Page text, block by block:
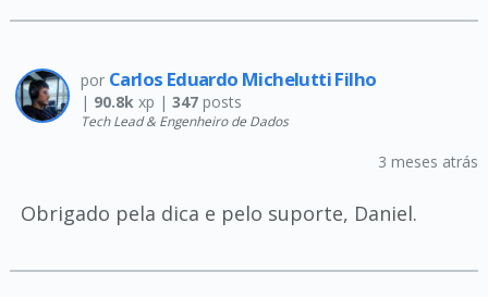
por Carlos Eduardo Michelutti Filho
| 90.8k xp | 347posts
Tech Lead & Engenheiro de Dados
3 meses atrás
Obrigado pela dica e pelo suporte, Daniel.